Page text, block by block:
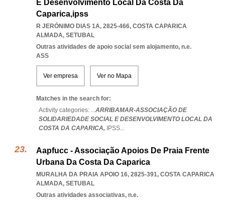
E Desenvolvimento Local Da Costa Da
Caparica,ipss
R JERÓNIMO DIAS 1A, 2825-466, COSTA CAPARICA
ALMADA, SETUBAL
Outras atividades de apoio social sem alojamento, n.e.
ASS
Ver empresa Ver no Mapa
Matches in the search for:
Activity categories: ...ARRIBAMAR-ASSOCIAÇÃO DE
SOLIDARIEDADE SOCIAL E DESENVOLVIMENTO LOCAL DA
COSTA DA CAPARICA, IPSS...
Aapfucc - Associação Apoios De Praia Frente
Urbana Da Costa Da Caparica
MURALHA DA PRAIA APOIO 16, 2825-391, COSTA CAPARICA
ALMADA, SETUBAL
Outras atividades associativas, n.e.